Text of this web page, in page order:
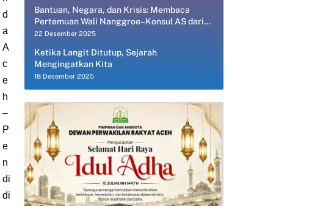
d
a
A
c
e
h
–
P
e
n
di
di
Bantuan, Negara, dan Krisis: Membaca
Pertemuan Wali Nanggroe–Konsul AS dari
Perspektif Ekonomi Politik
22 Desember 2025
Ketika Langit Ditutup, Sejarah
Mengingatkan Kita
18 Desember 2025